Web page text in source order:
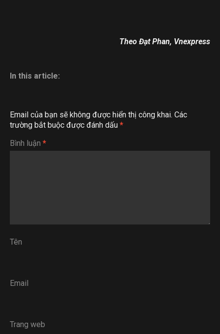
Theo Đạt Phan, Vnexpress
In this article:
Email của bạn sẽ không được hiển thị công khai. Các
trường bắt buộc được đánh dấu *
Bình luận *
Tên
Email
Trang web